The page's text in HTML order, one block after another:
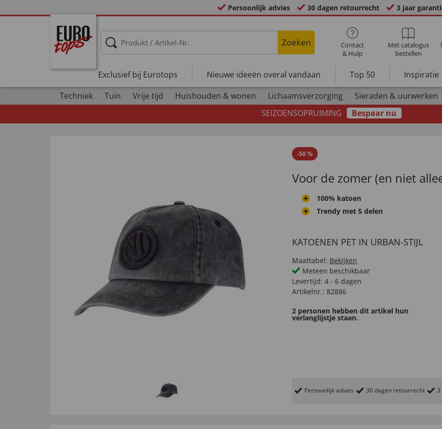
Persoonlijk advies 30 dagen retourrecht 3 jaar
Zoeken
Contact
& Hulp
Met catalogus
bestellen
Exclusief bij Eurotops Nieuwe ideeën overal vandaan Top 50 Inspiratie
Techniek
Tuin Vrije tijd Huishouden & wonen Lichaamsverzorging Sieraden & uurwerken
SEIZOENSOPRUIMING
Bespaar nu
-50%
Voor de zomer (en niet
100% katoen
Trendy met 5 delen
KATOENEN PET IN URBAN-STIJL
Maattabel: Bekijken
Meteen beschikbaar
Levertijd: 4 - 6 dagen
Artikelnr.: 82886
2 personen hebben dit artikel hun
verlanglijstje staan.
Persoonlijk advies 30 dagen retourrecht 3